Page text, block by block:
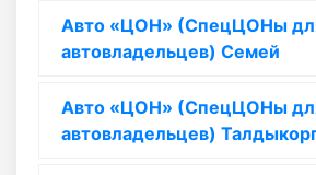
Авто «ЦОН» (СпецЦОНы
автовладельцев) Семей
Авто «ЦОН» (СпецЦОНы
автовладельцев)